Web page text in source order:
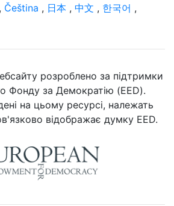
, Čeština , 日本 , 中文 , 한국어 ,
розроблено за підтримки
Фонду за Демократію (EED).
на цьому ресурсі, належать
відображає думку EED.